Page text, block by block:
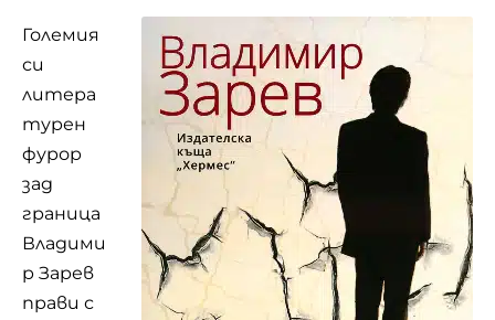
Големия
си
литера
турен
фурор
зад
граница
Владими
р Зарев
прави с